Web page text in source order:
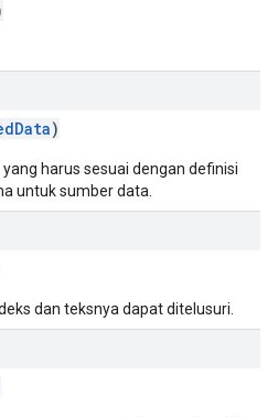
)
harus sesuai dengan definisi
untuk sumber data.
dan teksnya dapat ditelusuri.